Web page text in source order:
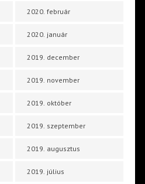
2020. február
2020. január
2019. december
2019. november
2019. október
2019. szeptember
2019. augusztus
2019. július